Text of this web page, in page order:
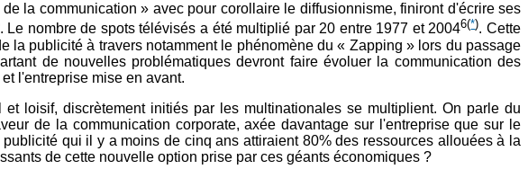
la communication » avec pour corollaire le diffusionnisme, finiront d'écrire ses
. Le nombre de spots télévisés a été multiplié par 20 entre 1977 et 20046(*). Cette
publicité à travers notamment le phénomène du « Zapping » lors du passage
de nouvelles problématiques devront faire évoluer la communication des
l'entreprise mise en avant.
loisif, discrètement initiés par les multinationales se multiplient. On parle du
de la communication corporate, axée davantage sur l'entreprise que sur le
qui il y a moins de cinq ans attiraient 80% des ressources allouées à la
de cette nouvelle option prise par ces géants économiques ?